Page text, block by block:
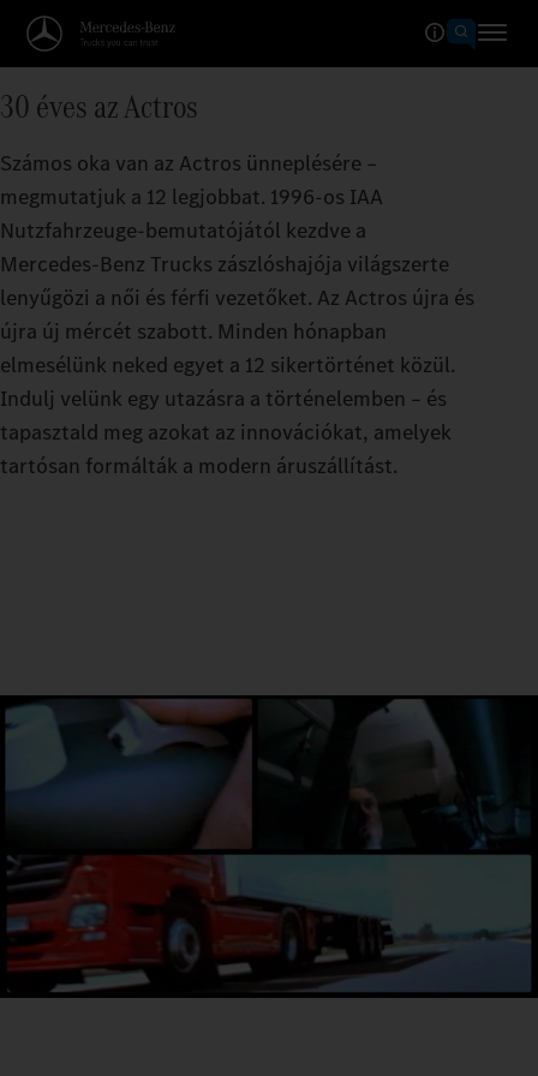
30 éves az Actros
Számos oka van az Actros ünneplésére –
megmutatjuk a 12 legjobbat. 1996-os IAA
Nutzfahrzeuge-bemutatójától kezdve a
Mercedes‑Benz Trucks zászlóshajója világszerte
lenyűgözi a női és férfi vezetőket. Az Actros újra és
újra új mércét szabott. Minden hónapban
elmesélünk neked egyet a 12 sikertörténet közül.
Indulj velünk egy utazásra a történelemben – és
tapasztald meg azokat az innovációkat, amelyek
tartósan formálták a modern áruszállítást.